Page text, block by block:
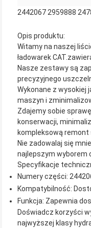
2442067 2959888
Opis produktu:
Witamy na naszej
ładowarek
Nasze zestawy są
precyzyjnego
Wykonane z wysokiej
maszyn i
Zdajemy sobie
konserwacji,
kompleksową
Nie zadowalaj się
najlepszym wyborem
Specyfikacje
Numery części:
Kompatybilność:
Funkcja: Zapewnia
Doświadcz korzyści
najwyższej klasy